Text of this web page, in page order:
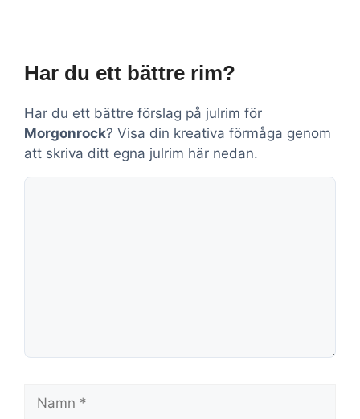
Har du ett bättre rim?
Har du ett bättre förslag på julrim för
Morgonrock? Visa din kreativa förmåga genom
att skriva ditt egna julrim här nedan.
Kommentar